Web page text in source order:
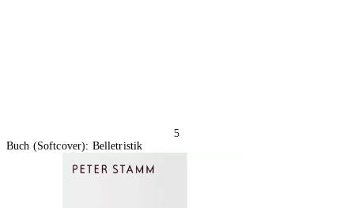
5
Buch (Softcover): Belletristik